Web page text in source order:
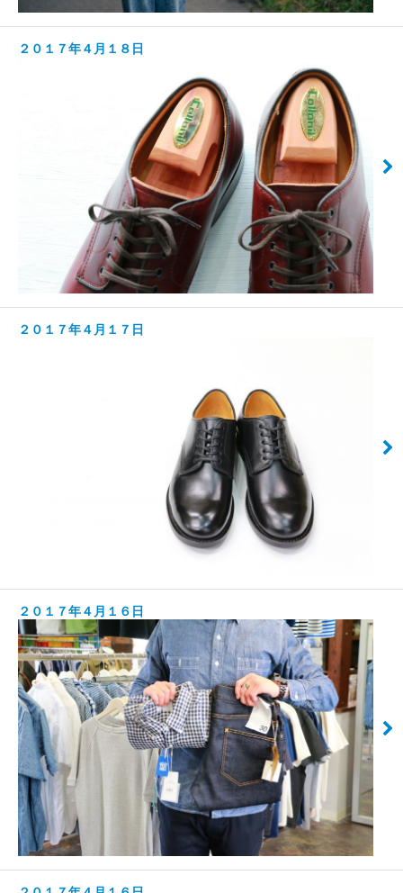
２０１７年４月１８日
２０１７年４月１７日
２０１７年４月１６日